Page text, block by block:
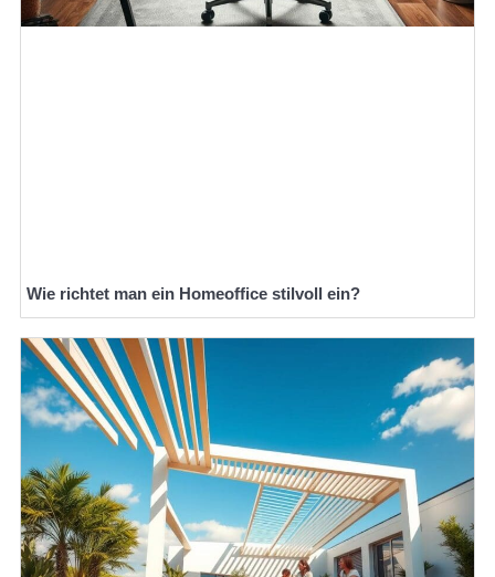
Wie richtet man ein Homeoffice stilvoll ein?